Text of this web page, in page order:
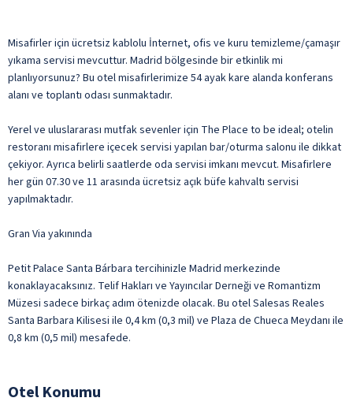
Misafirler için ücretsiz kablolu İnternet, ofis ve kuru temizleme/çamaşır
yıkama servisi mevcuttur. Madrid bölgesinde bir etkinlik mi
planlıyorsunuz? Bu otel misafirlerimize 54 ayak kare alanda konferans
alanı ve toplantı odası sunmaktadır.
Yerel ve uluslararası mutfak sevenler için The Place to be ideal; otelin
restoranı misafirlere içecek servisi yapılan bar/oturma salonu ile dikkat
çekiyor. Ayrıca belirli saatlerde oda servisi imkanı mevcut. Misafirlere
her gün 07.30 ve 11 arasında ücretsiz açık büfe kahvaltı servisi
yapılmaktadır.
Gran Via yakınında
Petit Palace Santa Bárbara tercihinizle Madrid merkezinde
konaklayacaksınız. Telif Hakları ve Yayıncılar Derneği ve Romantizm
Müzesi sadece birkaç adım ötenizde olacak. Bu otel Salesas Reales
Santa Barbara Kilisesi ile 0,4 km (0,3 mil) ve Plaza de Chueca Meydanı ile
0,8 km (0,5 mil) mesafede.
Otel Konumu